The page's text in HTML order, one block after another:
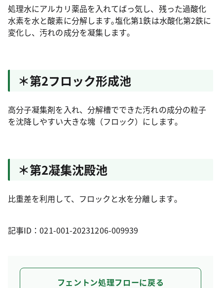
処理水にアルカリ薬品を入れてばっ気し、残った過酸化
水素を水と酸素に分解します｡塩化第1鉄は水酸化第2鉄に
変化し、汚れの成分を凝集します｡
＊第2フロック形成池
高分子凝集剤を入れ、分解槽でできた汚れの成分の粒子
を沈降しやすい大きな塊（フロック）にします｡
＊第2凝集沈殿池
比重差を利用して、フロックと水を分離します｡
記事ID：021-001-20231206-009939
フェントン処理フローに戻る